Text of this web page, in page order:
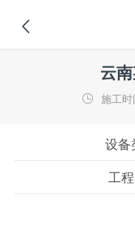

推土机云
 施工
设备
工